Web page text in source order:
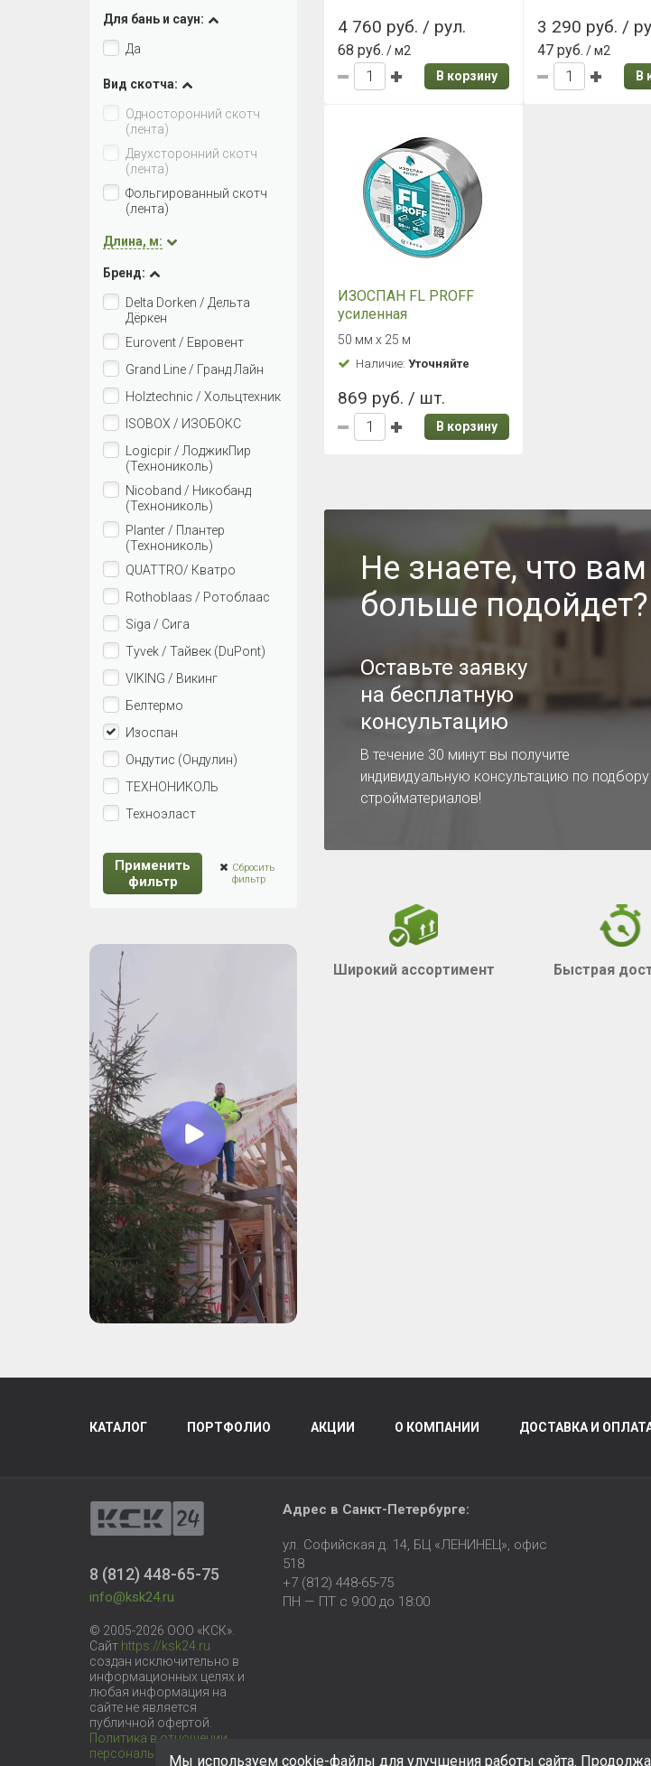
4 760 руб. / рул.
68 руб. / м2
В корзину
3 290 руб. /
47 руб. / м2
В
ИЗОСПАН FL PROFF
усиленная
металлизированная
односторонняя
соединительная лента
50 мм х 25 м
Наличие: Уточняйте
869 руб. / шт.
В корзину
Не знаете, что вам
больше подойдет?
Оставьте заявку
на бесплатную
консультацию
В течение 30 минут вы получите
индивидуальную консультацию по подбору
стройматериалов!
Широкий ассортимент Быстрая
Для бань и саун:
Да
Вид скотча:
Односторонний скотч
(лента)
Двухсторонний скотч
(лента)
Фольгированный скотч
(лента)
Длина, м:
Бренд:
Delta Dorken / Дельта
Дёркен
Eurovent / Евровент
Grand Line / Гранд Лайн
Holztechnic / Хольцтехник
ISOBOX / ИЗОБОКС
Logicpir / ЛоджикПир
(Технониколь)
Nicoband / Никобанд
(Технониколь)
Planter / Плантер
(Технониколь)
QUATTRO/ Кватро
Rothoblaas / Ротоблаас
Siga / Сига
Tyvek / Тайвек (DuPont)
VIKING / Викинг
Белтермо
Изоспан
Ондутис (Ондулин)
ТЕХНОНИКОЛЬ
Техноэласт
Применить
фильтр
Сбросить
фильтр
КАТАЛОГ ПОРТФОЛИО АКЦИИ О КОМПАНИИ ДОСТАВКА И
8 (812) 448-65-75
info@ksk24.ru
© 2005-2026 ООО «КСК».
Сайт https://ksk24.ru
создан исключительно в
информационных целях и
любая информация на
сайте не является
публичной офертой.
Политика в отношении
персональных данных
Адрес в Санкт-Петербурге:
ул. Софийская д. 14, БЦ «ЛЕНИНЕЦ», офис
518
+7 (812) 448-65-75
ПН — ПТ с 9:00 до 18:00
Мы используем cookie-файлы для улучшения работы сайта.